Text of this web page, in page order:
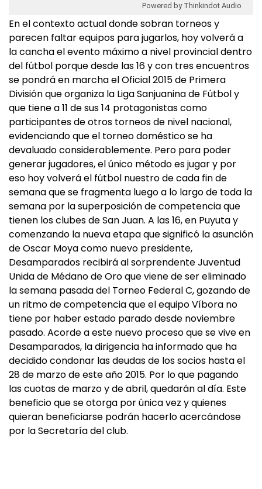
Powered by Thinkindot Audio
En el contexto actual donde sobran torneos y
parecen faltar equipos para jugarlos, hoy volverá a
la cancha el evento máximo a nivel provincial dentro
del fútbol porque desde las 16 y con tres encuentros
se pondrá en marcha el Oficial 2015 de Primera
División que organiza la Liga Sanjuanina de Fútbol y
que tiene a 11 de sus 14 protagonistas como
participantes de otros torneos de nivel nacional,
evidenciando que el torneo doméstico se ha
devaluado considerablemente. Pero para poder
generar jugadores, el único método es jugar y por
eso hoy volverá el fútbol nuestro de cada fin de
semana que se fragmenta luego a lo largo de toda la
semana por la superposición de competencia que
tienen los clubes de San Juan. A las 16, en Puyuta y
comenzando la nueva etapa que significó la asunción
de Oscar Moya como nuevo presidente,
Desamparados recibirá al sorprendente Juventud
Unida de Médano de Oro que viene de ser eliminado
la semana pasada del Torneo Federal C, gozando de
un ritmo de competencia que el equipo Víbora no
tiene por haber estado parado desde noviembre
pasado. Acorde a este nuevo proceso que se vive en
Desamparados, la dirigencia ha informado que ha
decidido condonar las deudas de los socios hasta el
28 de marzo de este año 2015. Por lo que pagando
las cuotas de marzo y de abril, quedarán al día. Este
beneficio que se otorga por única vez y quienes
quieran beneficiarse podrán hacerlo acercándose
por la Secretaría del club.